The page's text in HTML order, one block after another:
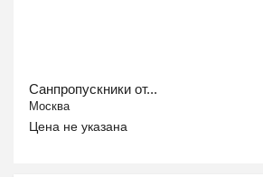
Санпропускники от...
Москва
Цена не указана